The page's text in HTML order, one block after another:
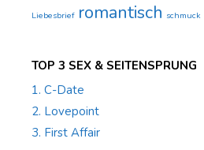
Liebesbrief romantisch schmuck
TOP 3 SEX & SEITENSPRUNG
1. C-Date
2. Lovepoint
3. First Affair